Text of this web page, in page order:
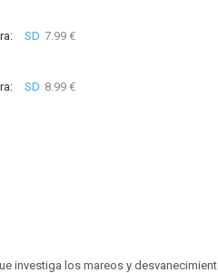
SD 7.99 €
SD 8.99 €
investiga los mareos y